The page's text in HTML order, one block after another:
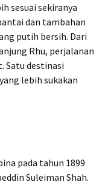
sesuai sekiranya
dan tambahan
putih bersih. Dari
Rhu, perjalanan
Satu destinasi
lebih sukakan
pada tahun 1899
Suleiman Shah.